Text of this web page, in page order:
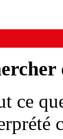
ce